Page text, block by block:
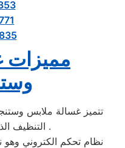
مميزات
تتميز غسالة ملابس
التنظيف الذاتي للحله بعد الغسيل .
نظام تحكم الكتروني